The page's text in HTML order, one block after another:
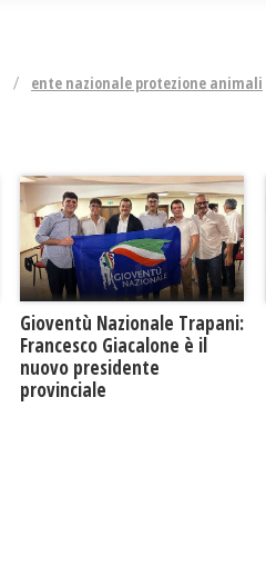
ente nazionale protezione animali
Gioventù Nazionale Trapani:
Francesco Giacalone è il
nuovo presidente
provinciale